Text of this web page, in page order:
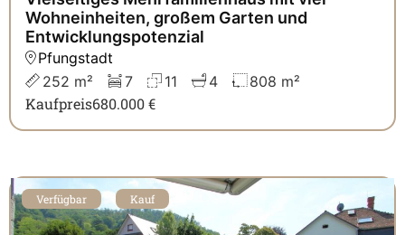
Wohneinheiten, großem Garten und
Entwicklungspotenzial
Pfungstadt
252 m²
7 11 4 808 m²
Kaufpreis680.000 €
Verfügbar Kauf